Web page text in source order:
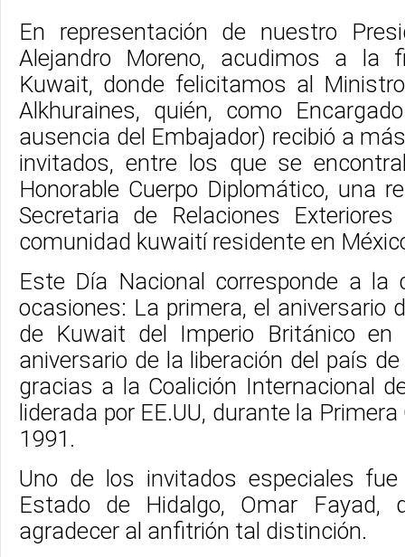
En representación de nuestro
Alejandro Moreno, acudimos a la
Kuwait, donde felicitamos al
Alkhuraines, quién, como
ausencia del Embajador) recibió a
invitados, entre los que se
Honorable Cuerpo Diplomático, una
Secretaria de Relaciones
comunidad kuwaití residente en
Este Día Nacional corresponde a la
ocasiones: La primera, el aniversario
de Kuwait del Imperio Británico en
aniversario de la liberación del país
gracias a la Coalición Internacional
liderada por EE.UU, durante la
1991.
Uno de los invitados especiales fue
Estado de Hidalgo, Omar Fayad,
agradecer al anfitrión tal distinción.